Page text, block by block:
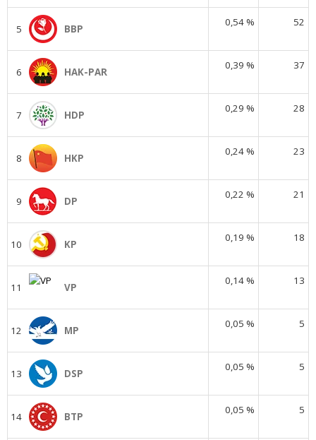
5 BBP
0,54 % 52
6 HAK-PAR
0,39 % 37
7 HDP
0,29 % 28
8 HKP
0,24 % 23
9 DP
0,22 % 21
10 KP
0,19 % 18
11 VP
0,14 % 13
12 MP
0,05 % 5
13 DSP
0,05 % 5
14 BTP
0,05 % 5